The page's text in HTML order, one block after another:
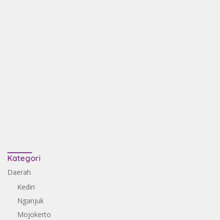
Kategori
Daerah
Kediri
Nganjuk
Mojokerto